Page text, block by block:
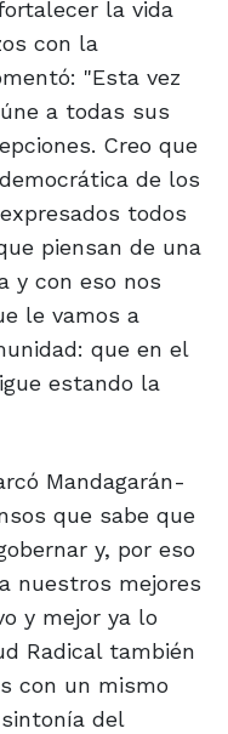
la vida
con la
"Esta vez
a todas sus
Creo que
de los
todos
piensan de una
y con eso nos
le vamos a
que en el
estando la
Mandagarán-
que sabe que
y, por eso
nuestros mejores
y mejor ya lo
Radical también
con un mismo
del